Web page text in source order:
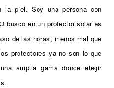
la piel.Soy una persona con
busco en un protector solar es
de las horas, menos mal que
protectores ya no son lo que
amplia gama dónde elegir